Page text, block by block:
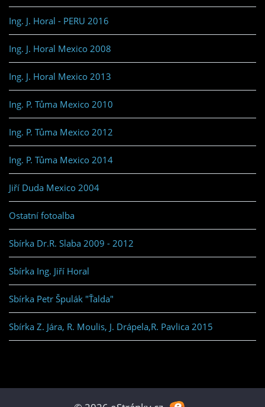
Ing. J. Horal - PERU 2016
Ing. J. Horal Mexico 2008
Ing. J. Horal Mexico 2013
Ing. P. Tůma Mexico 2010
Ing. P. Tůma Mexico 2012
Ing. P. Tůma Mexico 2014
Jiří Duda Mexico 2004
Ostatní fotoalba
Sbírka Dr.R. Slaba 2009 - 2012
Sbírka Ing. Jiří Horal
Sbírka Petr Špulák "Ťalda"
Sbírka Z. Jára, R. Moulis, J. Drápela,R. Pavlica 2015